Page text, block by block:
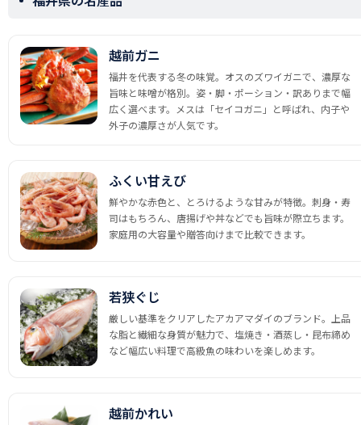
越前ガニ
福井を代表する冬の味覚。オスのズワイガニで、濃厚な
旨味と味噌が格別。姿・脚・ポーション・訳ありまで幅
広く選べます。メスは「セイコガニ」と呼ばれ、内子や
外子の濃厚さが人気です。
ふくい甘えび
鮮やかな赤色と、とろけるような甘みが特徴。刺身・寿
司はもちろん、唐揚げや丼などでも旨味が際立ちます。
家庭用の大容量や贈答向けまで比較できます。
若狭ぐじ
厳しい基準をクリアしたアカアマダイのブランド。上品
な脂と繊細な身質が魅力で、塩焼き・酒蒸し・昆布締め
など幅広い料理で高級魚の味わいを楽しめます。
越前かれい